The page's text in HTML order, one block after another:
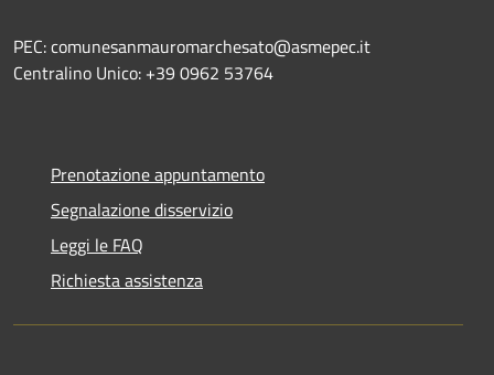
PEC: comunesanmauromarchesato@asmepec.it
Centralino Unico: +39 0962 53764
Prenotazione appuntamento
Segnalazione disservizio
Leggi le FAQ
Richiesta assistenza